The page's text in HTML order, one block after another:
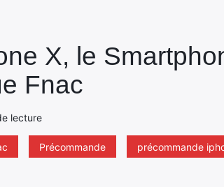
X, le
Fnac
lecture
Précommande précommande